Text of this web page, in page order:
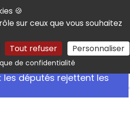
🍪
sur ceux que vous souhaitez
Tout refuser Personnaliser
de confidentialitéRechercher
les députés rejettent les